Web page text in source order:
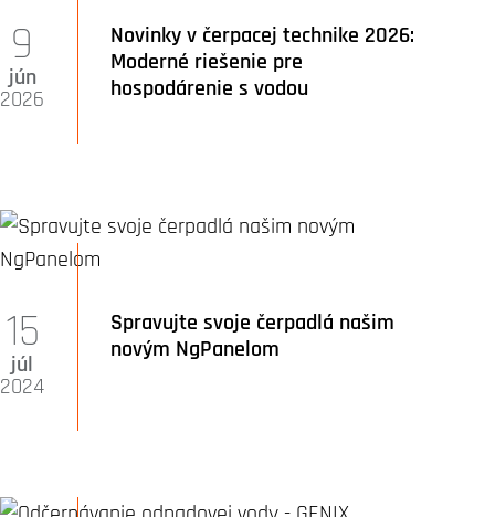
Novinky v čerpacej technike 2026:
Moderné riešenie pre
hospodárenie s vodou
9
jún
2026
Spravujte svoje čerpadlá našim
novým NgPanelom
15
júl
2024